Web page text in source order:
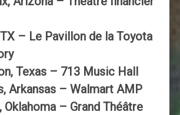
– Le Pavillon de la Toyota
Texas – 713 Music Hall
Arkansas – Walmart AMP
Oklahoma – Grand Théâtre